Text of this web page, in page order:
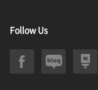
Follow Us